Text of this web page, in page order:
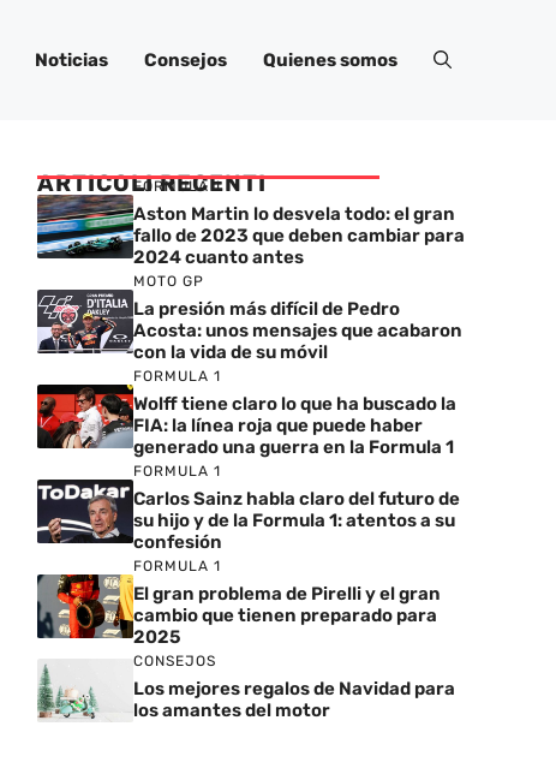
Noticias Consejos Quienes somos
ARTICOLI RECENTI
FORMULA 1
Aston Martin lo desvela todo: el gran
fallo de 2023 que deben cambiar para
2024 cuanto antes
MOTO GP
La presión más difícil de Pedro
Acosta: unos mensajes que acabaron
con la vida de su móvil
FORMULA 1
Wolff tiene claro lo que ha buscado la
FIA: la línea roja que puede haber
generado una guerra en la Formula 1
FORMULA 1
Carlos Sainz habla claro del futuro de
su hijo y de la Formula 1: atentos a su
confesión
FORMULA 1
El gran problema de Pirelli y el gran
cambio que tienen preparado para
2025
CONSEJOS
Los mejores regalos de Navidad para
los amantes del motor